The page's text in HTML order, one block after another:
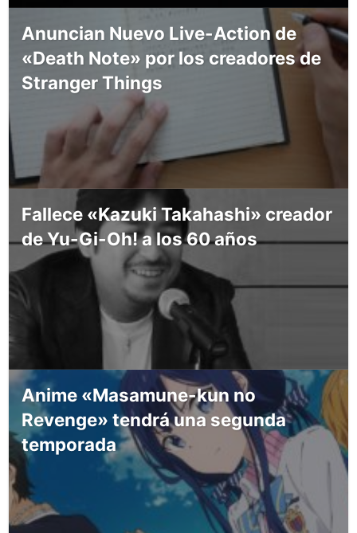
Anuncian Nuevo Live-Action de
«Death Note» por los creadores de
Stranger Things
Fallece «Kazuki Takahashi» creador
de Yu-Gi-Oh! a los 60 años
Anime «Masamune-kun no
Revenge» tendrá una segunda
temporada